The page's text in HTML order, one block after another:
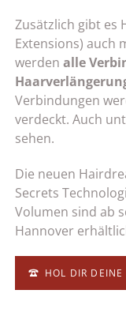
Zusätzlich gibt es
Extensions) auch
werden alle
Verbindungen
verdeckt. Auch
sehen.
Die neuen
Secrets
Volumen sind ab
Hannover
HOL DIR